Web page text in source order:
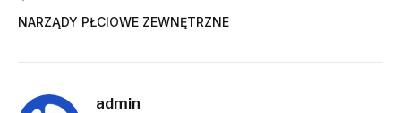
NARZĄDY PŁCIOWE ZEWNĘTRZNE
admin